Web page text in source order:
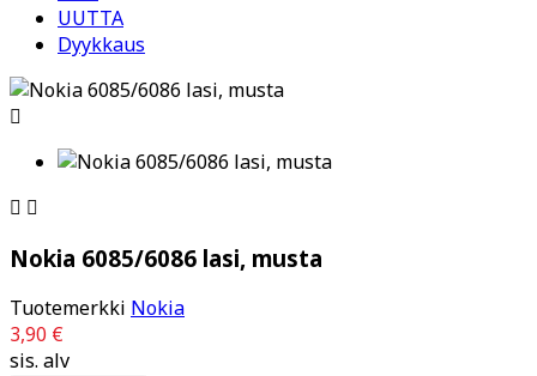
UUTTA
Dyykkaus

 
Nokia 6085/6086 lasi, musta
Tuotemerkki Nokia
3,90 €
sis. alv